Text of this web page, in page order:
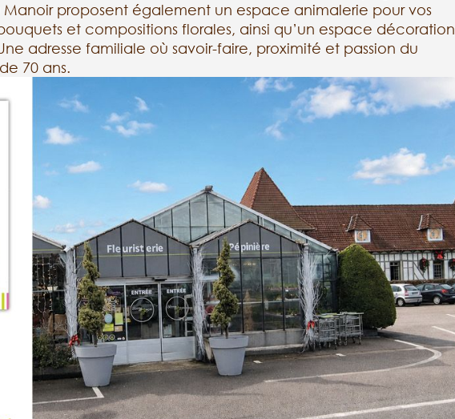
Manoir proposent également un espace animalerie pour vos
et compositions florales, ainsi qu’un espace décoration
adresse familiale où savoir-faire, proximité et passion du
70 ans.